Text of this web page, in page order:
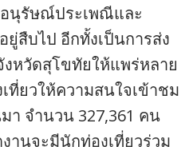
นุรัษณ์ประเพณีและ
สืบไป อีกทั้งเป็นการส่ง
งหวัดสุโขทัยให้แพร่หลาย
ที่ยวให้ความสนใจเข้าชม
จำนวน 327,361 คน
านจะมีนักท่องเที่ยวร่วม